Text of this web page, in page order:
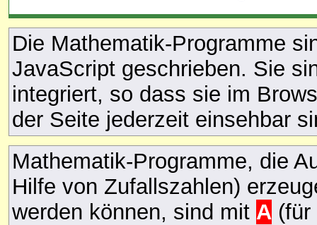
Die Mathematik-Programme
JavaScript geschrieben. Sie
integriert, so dass sie im
der Seite jederzeit einsehbar
Mathematik-Programme, die
Hilfe von Zufallszahlen)
werden können, sind mit A